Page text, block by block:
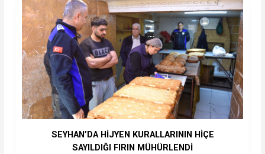
SEYHAN’DA HİJYEN KURALLARININ HİÇE
SAYILDIĞI FIRIN MÜHÜRLENDİ